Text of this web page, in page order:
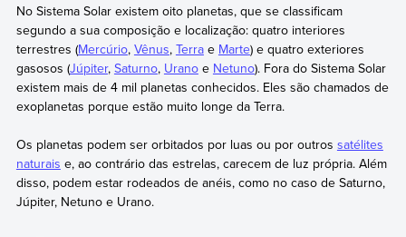
No Sistema Solar existem oito planetas, que se classificam
segundo a sua composição e localização: quatro interiores
terrestres (Mercúrio, Vênus, Terrae Marte) e quatro exteriores
gasosos (Júpiter, Saturno, Uranoe Netuno). Fora do Sistema Solar
existem mais de 4 mil planetas conhecidos. Eles são chamados de
exoplanetas porque estão muito longe da Terra.
Os planetas podem ser orbitados por luas ou por outros satélites
naturais e, ao contrário das estrelas, carecem de luz própria. Além
disso, podem estar rodeados de anéis, como no caso de Saturno,
Júpiter, Netuno e Urano.